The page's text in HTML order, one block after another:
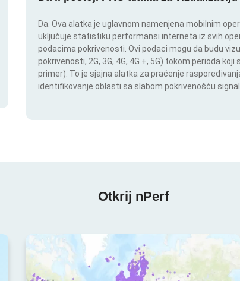
Da. Ova alatka je uglavnom namenjena mobilnim
uključuje statistiku performansi interneta iz svih
podacima pokrivenosti. Ovi podaci mogu da budu
pokrivenosti, 2G, 3G, 4G, 4G +, 5G) tokom perioda
primer). To je sjajna alatka za praćenje
identifikovanje oblasti sa slabom pokrivenošću
Otkrij nPerf